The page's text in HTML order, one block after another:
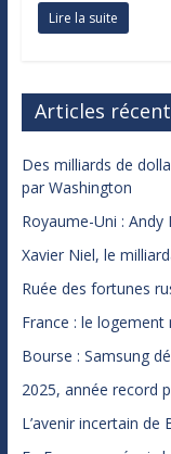
Lire la suite
Articles
Des milliards de
par Washington
Royaume-Uni : Andy
Xavier Niel, le
Ruée des fortunes
France : le logement
Bourse : Samsung
2025, année record
L’avenir incertain de